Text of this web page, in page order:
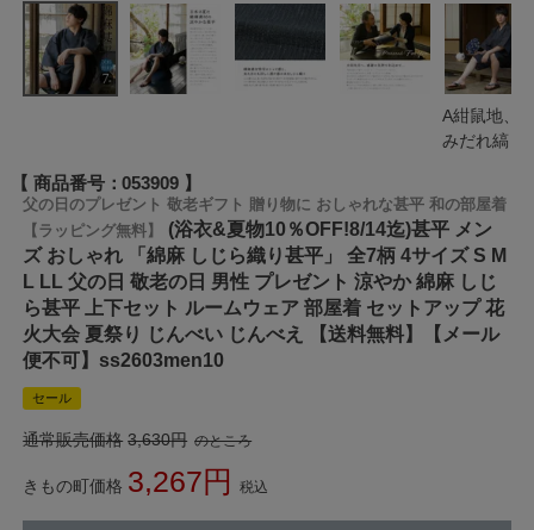
A紺鼠地、
みだれ縞
商品番号 053909
父の日のプレゼント 敬老ギフト 贈り物に おしゃれな甚平 和の部屋着
【ラッピング無料】
(浴衣&夏物10％OFF!8/14迄)甚平 メン
ズ おしゃれ 「綿麻 しじら織り甚平」 全7柄 4サイズ S M
L LL 父の日 敬老の日 男性 プレゼント 涼やか 綿麻 しじ
ら甚平 上下セット ルームウェア 部屋着 セットアップ 花
火大会 夏祭り じんべい じんべえ 【送料無料】【メール
便不可】ss2603men10
セール
通常販売価格 3,630 のところ
きもの町価格 3,267 税込